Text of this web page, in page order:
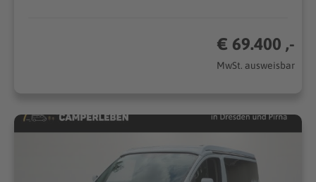
€ 69.400 ,-
MwSt. ausweisbar